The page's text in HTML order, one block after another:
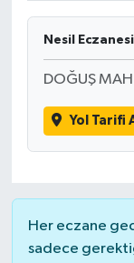
Nesil Eczanesi
DOĞUŞ
Yol Tarifi
Her eczane
sadece
Hasköy
Korkut
Bulanık